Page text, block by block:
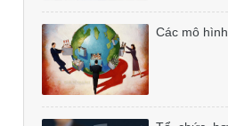
Các mô